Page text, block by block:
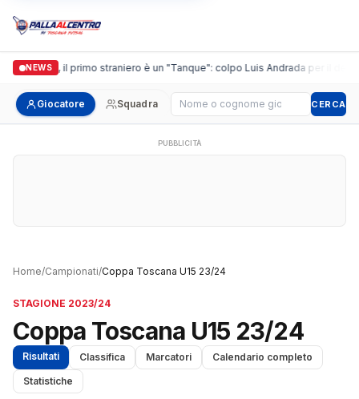
NEWS
Casalguidi, il primo straniero è un "Tanque": colpo Luis Andrada per il
Giocatore Squadra Cerca giocatore CERCA
PUBBLICITÀ
Home/Campionati/Coppa Toscana U15 23/24
STAGIONE 2023/24
Coppa Toscana U15 23/24
Risultati Classifica Marcatori
Calendario completo
Statistiche